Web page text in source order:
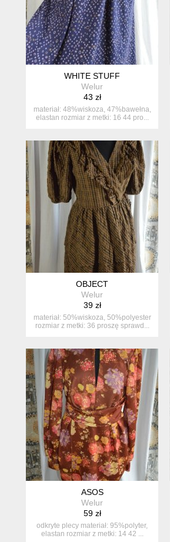
WHITE STUFF
Welur
43 zł
materiał: 48%wiskoza, 47%bawełna,
elastan rozmiar z metki: 16 44 pro...
OBJECT
Welur
39 zł
materiał: 50%wiskoza, 50%polyester
rozmiar z metki: 36 proszę sprawd...
ASOS
Welur
59 zł
odkryte plecy materiał: 95%polyter,
elastan rozmiar z metki: 14 42 ...